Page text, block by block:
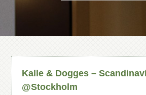
Kalle & Dogges –
@Stockholm